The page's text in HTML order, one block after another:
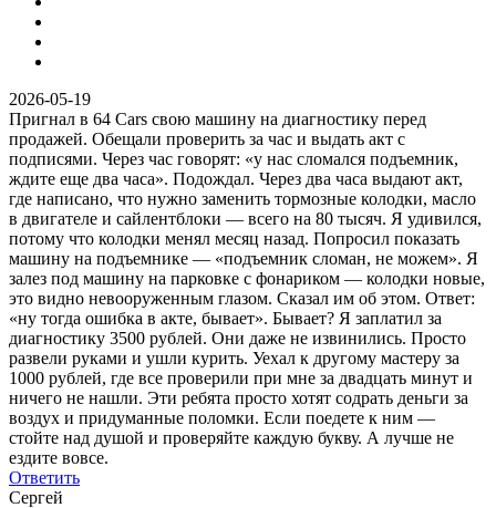
2026-05-19
Пригнал в 64 Cars свою машину на диагностику перед
продажей. Обещали проверить за час и выдать акт с
подписями. Через час говорят: «у нас сломался подъемник,
ждите еще два часа». Подождал. Через два часа выдают акт,
где написано, что нужно заменить тормозные колодки, масло
в двигателе и сайлентблоки — всего на 80 тысяч. Я удивился,
потому что колодки менял месяц назад. Попросил показать
машину на подъемнике — «подъемник сломан, не можем». Я
залез под машину на парковке с фонариком — колодки новые,
это видно невооруженным глазом. Сказал им об этом. Ответ:
«ну тогда ошибка в акте, бывает». Бывает? Я заплатил за
диагностику 3500 рублей. Они даже не извинились. Просто
развели руками и ушли курить. Уехал к другому мастеру за
1000 рублей, где все проверили при мне за двадцать минут и
ничего не нашли. Эти ребята просто хотят содрать деньги за
воздух и придуманные поломки. Если поедете к ним —
стойте над душой и проверяйте каждую букву. А лучше не
ездите вовсе.
Ответить
Сергей